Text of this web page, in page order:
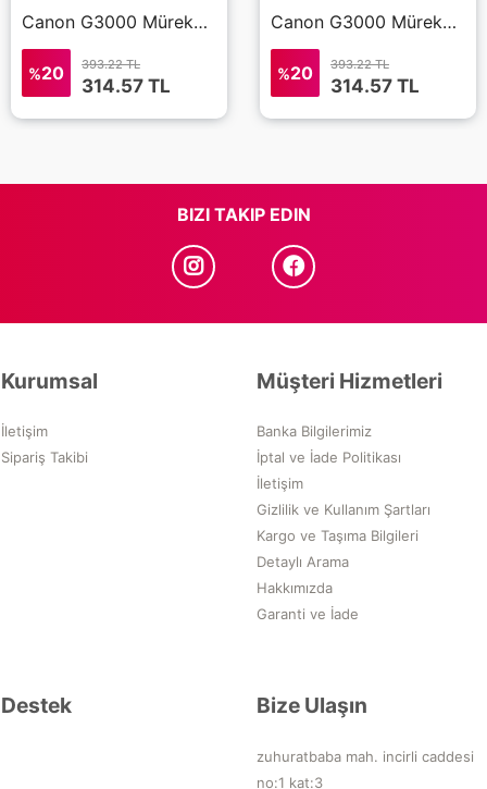
Canon G3000 Mürekkep 4x100 ml (Muadil)
%20 393.22 TL
314.57 TL
Canon G3000 Mürekkep 4x100 ml (Muadil)
%20 393.22 TL
314.57 TL
BIZI TAKIP EDIN
Kurumsal
İletişim
Sipariş Takibi
Müşteri Hizmetleri
Banka Bilgilerimiz
İptal ve İade Politikası
İletişim
Gizlilik ve Kullanım Şartları
Kargo ve Taşıma Bilgileri
Detaylı Arama
Hakkımızda
Garanti ve İade
Destek Bize Ulaşın
zuhuratbaba mah. incirli caddesi
no:1 kat:3